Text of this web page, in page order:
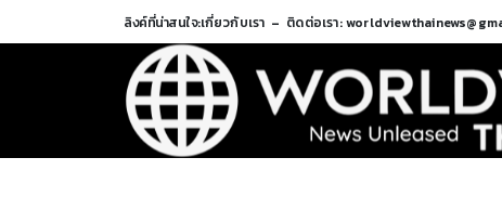
ลิงค์ที่น่าสนใจ:เกี่ยวกับเรา ติดต่อเรา: